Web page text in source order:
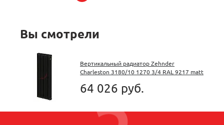
Вы смотрели
Вертикальный радиатор Zehnder
Charleston 3180/10 1270 3/4 RAL 9217 matt
64 026 руб.